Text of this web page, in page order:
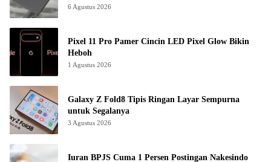
6 Agustus 2026
Pixel 11 Pro Pamer Cincin LED Pixel Glow Bikin
Heboh
1 Agustus 2026
Galaxy Z Fold8 Tipis Ringan Layar Sempurna
untuk Segalanya
3 Agustus 2026
Iuran BPJS Cuma 1 Persen Postingan Nakesindo